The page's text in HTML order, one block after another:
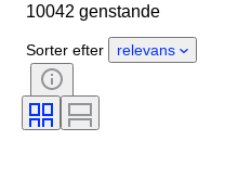
Sten
Snit
Farvekategori
Størrelse på genstand
Ædelstensgennemsigtighed
10042 genstande
Sorter efter relevans